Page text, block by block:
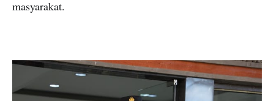
masyarakat.